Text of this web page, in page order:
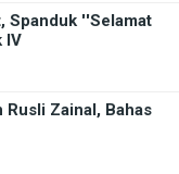
Spanduk ''Selamat
IV
Rusli Zainal, Bahas